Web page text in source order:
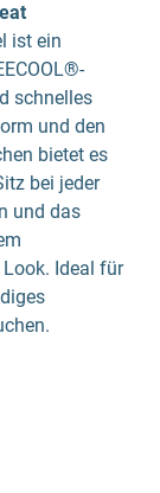
ist ein
schnelles
und den
bietet es
bei jeder
und das
Ideal für